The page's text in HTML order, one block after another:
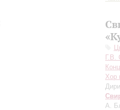
Г.В.
Хор
А.